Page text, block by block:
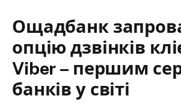
Ощадбанк
опцію дзвінків
Viber – першим
банків у світі